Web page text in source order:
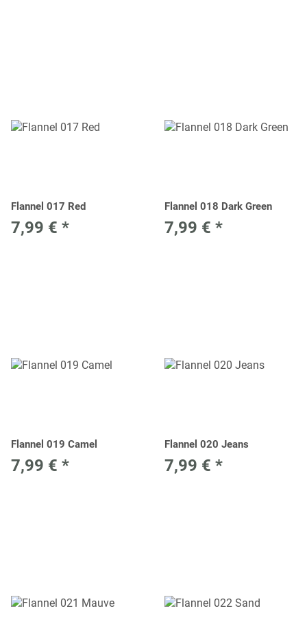
Flannel 017 Red
7,99 € *
Flannel 018 Dark Green
7,99 € *
Flannel 019 Camel
7,99 € *
Flannel 020 Jeans
7,99 € *